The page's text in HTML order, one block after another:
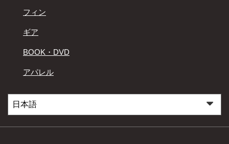
フィン
ギア
BOOK・DVD
アパレル